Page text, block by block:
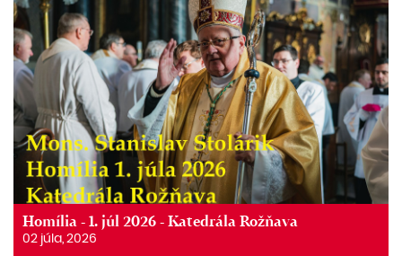
Homília - 1. júl 2026 - Katedrála Rožňava
02 júla, 2026